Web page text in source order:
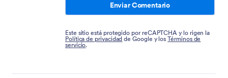
Enviar Comentario
Este sitio está protegido por reCAPTCHA y lo rigen la
Política de privacidad de Google y losTérminos de
servicio.